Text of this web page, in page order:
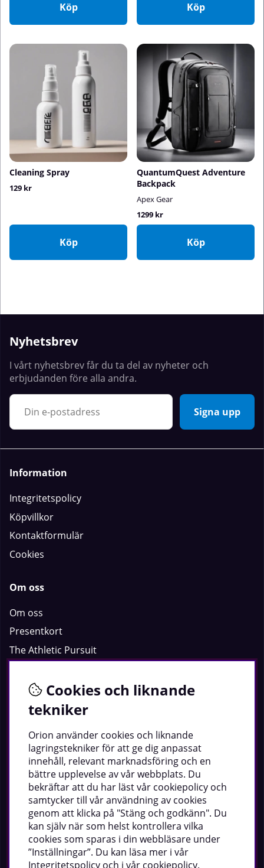
Köp Köp
Cleaning Spray
129 kr
Köp
QuantumQuest Adventure
Backpack
Apex Gear
1299 kr
Köp
Nyhetsbrev
I vårt nyhetsbrev får du ta del av nyheter och
erbjudanden före alla andra.
Signa upp
Information
Integritetspolicy
Köpvillkor
Kontaktformulär
Cookies
Om oss
Om oss
Presentkort
The Athletic Pursuit
Sociala medier
Facebook
Youtube
TikTok
Orion demobutik
Vi är dedikerade till att erbjuda dig de bästa produkterna
och en enastående shoppingupplevelse.
Cookies och liknande
tekniker
Orion använder cookies och liknande
lagringstekniker för att ge dig anpassat
innehåll, relevant marknadsföring och en
bättre upplevelse av vår webbplats. Du
bekräftar att du har läst vår cookiepolicy och
samtycker till vår användning av cookies
genom att klicka på "Stäng och godkänn". Du
kan själv när som helst kontrollera vilka
cookies som sparas i din webbläsare under
”Inställningar”. Du kan läsa mer i vår
Integritetspolicy och i vår cookiepolicy.